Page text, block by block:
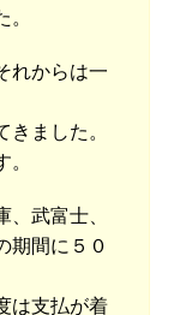
れからは一
ました。
武富士、
期間に５０
は支払が着